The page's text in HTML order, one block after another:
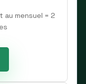
au mensuel = 2